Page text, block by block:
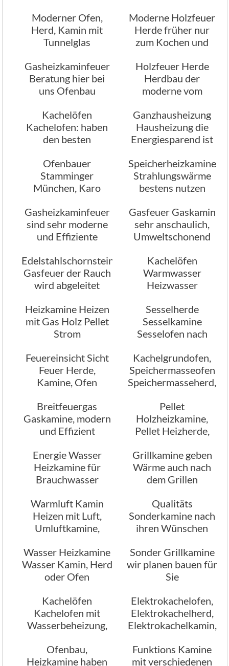
Moderner Ofen,
Herd, Kamin mit
Tunnelglas
Moderne Holzfeuer
Herde früher nur
zum Kochen und
Gasheizkaminfeuer
Beratung hier bei
uns Ofenbau
Holzfeuer Herde
Herdbau der
moderne vom
Kachelöfen
Kachelofen: haben
den besten
Ganzhausheizung
Hausheizung die
Energiesparend ist
Ofenbauer
Stamminger
München, Karo
Speicherheizkamine
Strahlungswärme
bestens nutzen
Gasheizkaminfeuer
sind sehr moderne
und Effiziente
Gasfeuer Gaskamin
sehr anschaulich,
Umweltschonend
Edelstahlschornstein
Gasfeuer der Rauch
wird abgeleitet
Kachelöfen
Warmwasser
Heizwasser
Problem
Heizkamine Heizen
mit Gas Holz Pellet
Strom
Sesselherde
Sesselkamine
Sesselofen nach
gebaut Ofenbau
Kaminbau
Feuereinsicht Sicht
Feuer Herde,
Kamine, Ofen
Kachelgrundofen,
Speichermasseofen
Speichermasseherd,
Breitfeuergas
Gaskamine, modern
und Effizient
Pellet
Holzheizkamine,
Pellet Heizherde,
Ofenbau München
Energie Wasser
Heizkamine für
Brauchwasser
Grillkamine geben
Wärme auch nach
dem Grillen
Warmluft Kamin
Heizen mit Luft,
Umluftkamine,
Holzofen,
Heiztechniken
Qualitäts
Sonderkamine nach
ihren Wünschen
Wasser Heizkamine
Wasser Kamin, Herd
oder Ofen
Sonder Grillkamine
wir planen bauen für
Sie
Kachelöfen
Kachelofen mit
Wasserbeheizung,
Ofenbauexperten
Elektrokachelofen,
Elektrokachelherd,
Elektrokachelkamin,
beheizt wird
Ofenbau,
Heizkamine haben
Funktions Kamine
mit verschiedenen